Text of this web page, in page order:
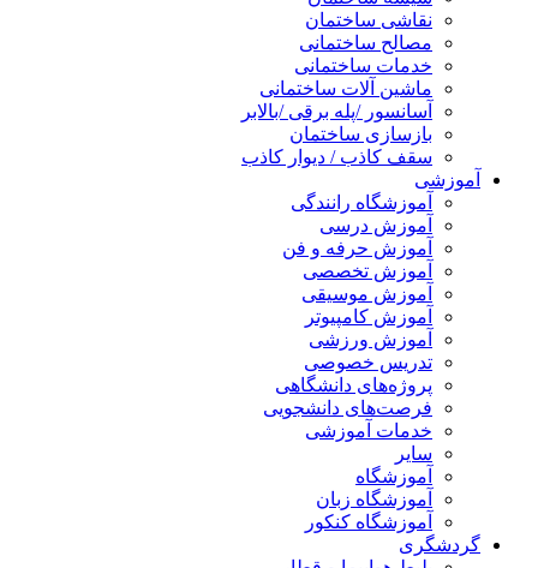
نقاشی ساختمان
مصالح ساختمانی
خدمات ساختمانی
ماشین آلات ساختمانی
آسانسور /پله برقی /بالابر
بازسازی ساختمان
سقف کاذب / دیوار کاذب
آموزشی
آموزشگاه رانندگی
آموزش درسی
آموزش حرفه و فن
آموزش تخصصی
آموزش موسیقی
آموزش کامپیوتر
آموزش ورزشی
تدریس خصوصی
پروژه‌های دانشگاهی
فرصت‌های دانشجویی
خدمات آموزشی
سایر
آموزشگاه
آموزشگاه زبان
آموزشگاه کنکور
گردشگری